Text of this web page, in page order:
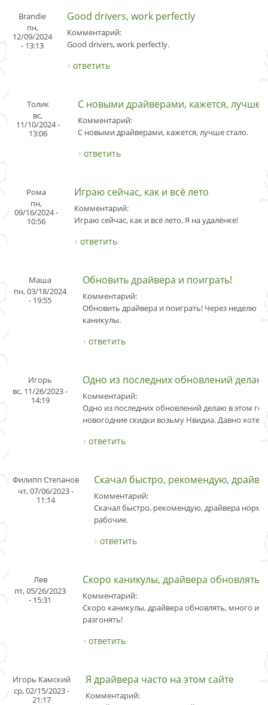
Brandie
пн,
12/09/2024
- 13:13
Good drivers, work perfectly
Комментарий:
Good drivers, work perfectly.
ответить
Толик
вс,
11/10/2024 -
13:06
С новыми драйверами, кажется, лучше
Комментарий:
С новыми драйверами, кажется, лучше стало.
ответить
Рома
пн,
09/16/2024 -
10:56
Играю сейчас, как и всё лето
Комментарий:
Играю сейчас, как и всё лето. Я на удалёнке!
ответить
Маша
пн, 03/18/2024
- 19:55
Обновить драйвера и поиграть!
Комментарий:
Обновить драйвера и поиграть! Через неделю
каникулы.
ответить
Игорь
вс, 11/26/2023 -
14:19
Одно из последних обновлений делаю
Комментарий:
Одно из последних обновлений делаю в этом
новогодние скидки возьму Нвидиа. Давно хотел
ответить
Филипп Степанов
чт, 07/06/2023 -
11:14
Скачал быстро, рекомендую,
Комментарий:
Скачал быстро, рекомендую, драйвера
рабочие.
ответить
Лев
пт, 05/26/2023
- 15:31
Скоро каникулы, драйвера обновлять
Комментарий:
Скоро каникулы, драйвера обновлять, много
разгонять!
ответить
Игорь Камский
ср, 02/15/2023 -
21:17
Я драйвера часто на этом сайте
Комментарий: